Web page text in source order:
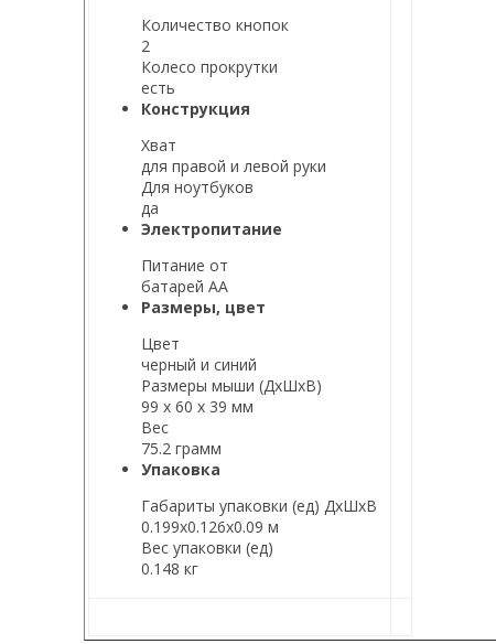
Количество кнопок
2
Колесо прокрутки
есть
Конструкция
Хват
для правой и левой руки
Для ноутбуков
да
Электропитание
Питание от
батарей AA
Размеры, цвет
Цвет
черный и синий
Размеры мыши (ДхШхВ)
99 х 60 х 39 мм
Вес
75.2 грамм
Упаковка
Габариты упаковки (ед) ДхШхВ
0.199x0.126x0.09 м
Вес упаковки (ед)
0.148 кг